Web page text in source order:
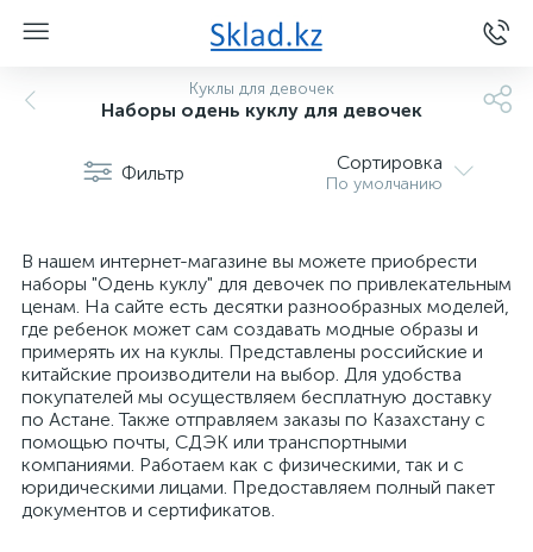
Куклы для девочек
Наборы одень куклу для девочек
Фильтр Сортировка
По умолчанию
В нашем интернет-магазине вы можете приобрести
наборы "Одень куклу" для девочек по привлекательным
ценам. На сайте есть десятки разнообразных моделей,
где ребенок может сам создавать модные образы и
примерять их на куклы. Представлены российские и
китайские производители на выбор. Для удобства
покупателей мы осуществляем бесплатную доставку
по Астане. Также отправляем заказы по Казахстану с
помощью почты, СДЭК или транспортными
компаниями. Работаем как с физическими, так и с
юридическими лицами. Предоставляем полный пакет
документов и сертификатов.